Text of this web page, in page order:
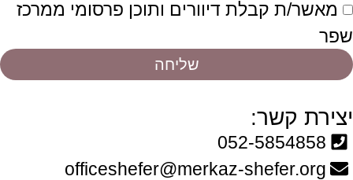
מאשר/ת קבלת דיוורים ותוכן פרסומי ממרכז
שפר
שליחה
יצירת קשר:
052-5854858
officeshefer@merkaz-shefer.org